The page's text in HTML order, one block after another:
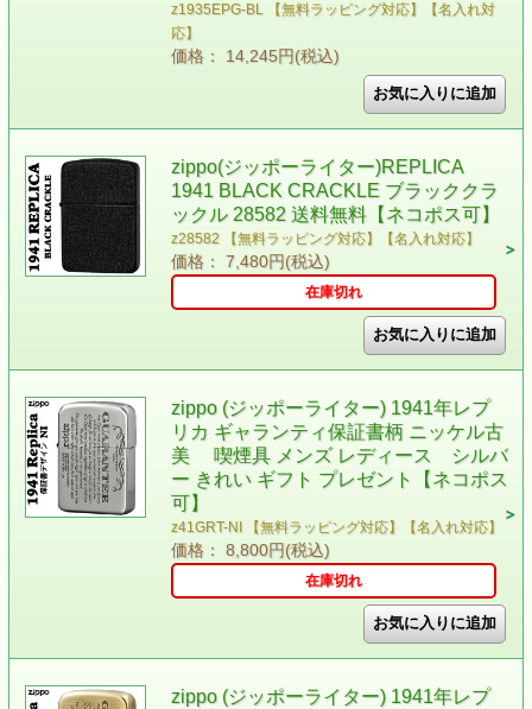
z1935EPG-BL 【無料ラッピング対応】【名入れ対
応】
価格： 14,245円(税込)
zippo(ジッポーライター)REPLICA
1941 BLACK CRACKLE ブラッククラ
ックル 28582 送料無料【ネコポス可】
z28582 【無料ラッピング対応】【名入れ対応】
価格： 7,480円(税込)
在庫切れ
zippo (ジッポーライター) 1941年レプ
リカ ギャランティ保証書柄 ニッケル古
美 喫煙具 メンズ レディース シルバ
ー きれい ギフト プレゼント【ネコポス
可】
z41GRT-NI 【無料ラッピング対応】【名入れ対応】
価格： 8,800円(税込)
在庫切れ
zippo (ジッポーライター) 1941年レプ